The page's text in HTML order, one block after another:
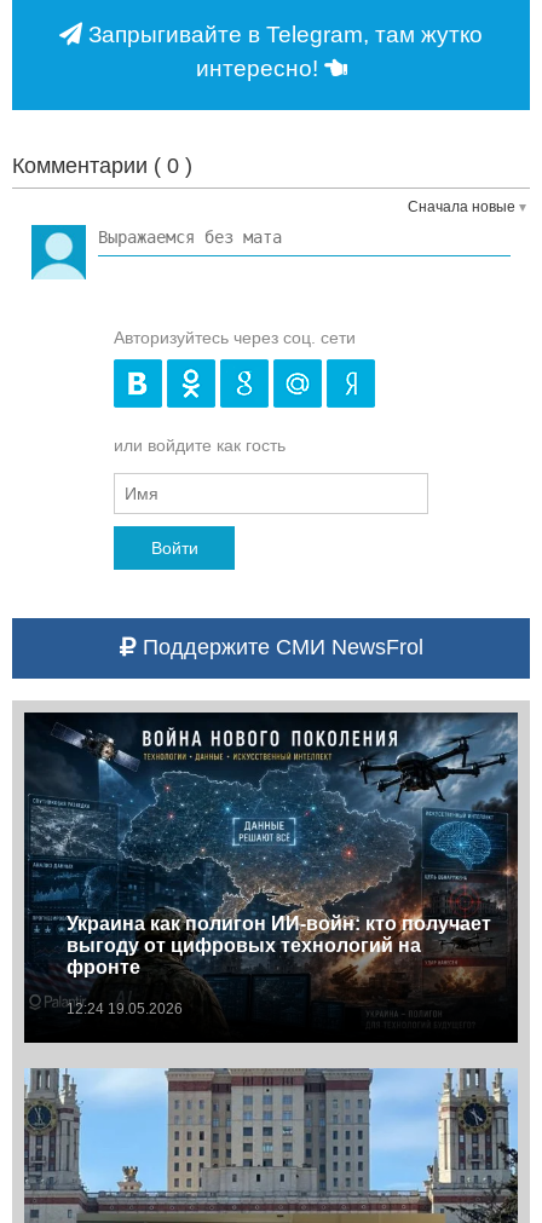
Запрыгивайте в Telegram, там жутко
интересно!
Комментарии ( 0 )
Сначала новые
Авторизуйтесь через соц. сети
или войдите как гость
Войти
Поддержите СМИ NewsFrol
Украина как полигон ИИ-войн: кто получает
выгоду от цифровых технологий на
фронте
12:24 19.05.2026